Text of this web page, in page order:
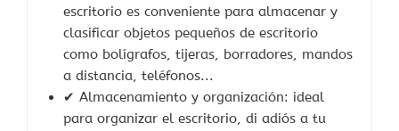
escritorio es conveniente para almacenar y
clasificar objetos pequeños de escritorio
como bolígrafos, tijeras, borradores, mandos
a distancia, teléfonos...
✔ Almacenamiento y organización: ideal
para organizar el escritorio, di adiós a tu